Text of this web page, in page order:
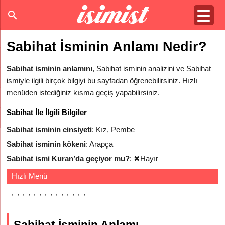
Sabihat İsminin Anlamı Nedir?
Sabihat isminin anlamını, Sabihat isminin analizini ve Sabihat
ismiyle ilgili birçok bilgiyi bu sayfadan öğrenebilirsiniz. Hızlı
menüden istediğiniz kısma geçiş yapabilirsiniz.
Sabihat İle İlgili Bilgiler
Sabihat isminin cinsiyeti: Kız, Pembe
Sabihat isminin kökeni: Arapça
Sabihat ismi Kuran’da geçiyor mu?: ✖Hayır
Hızlı Menü